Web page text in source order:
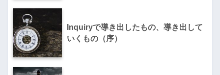
Inquiryで導き出したもの、導き出して
いくもの（序）